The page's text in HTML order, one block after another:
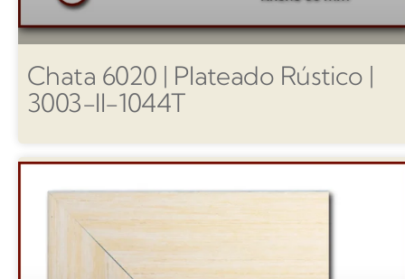
Chata 6020 | Plateado Rústico |
3003-II-1044T